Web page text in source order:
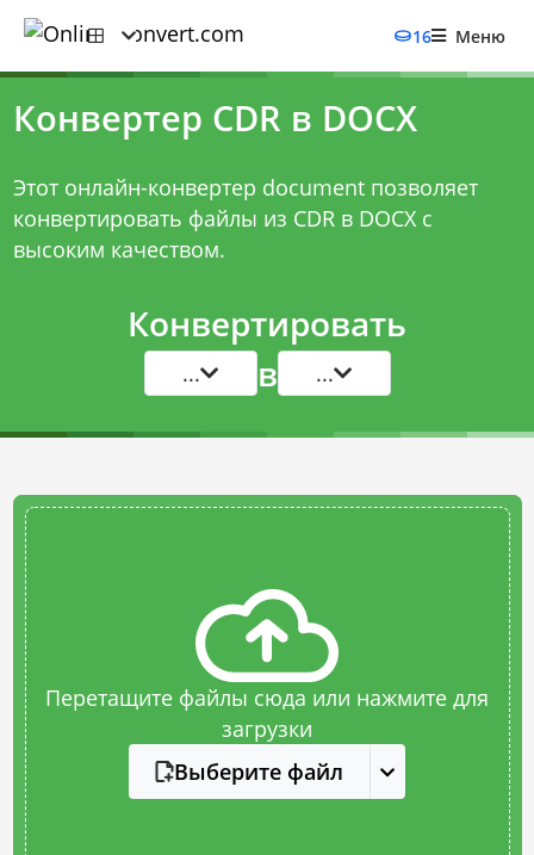
16 Меню
Конвертер CDR в DOCX
Этот онлайн-конвертер document позволяет
конвертировать файлы из CDR в DOCX с
высоким качеством.
Конвертировать
... в ...
Перетащите файлы сюда или нажмите для
загрузки
Выберите файл